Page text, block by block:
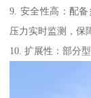
9. 安全性高：配
压力实时监测，保
10. 扩展性：部分